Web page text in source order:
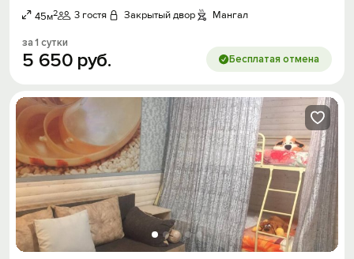
45м2 3 гостя Закрытый двор Мангал
за 1 сутки
5 650 руб. Бесплатая отмена